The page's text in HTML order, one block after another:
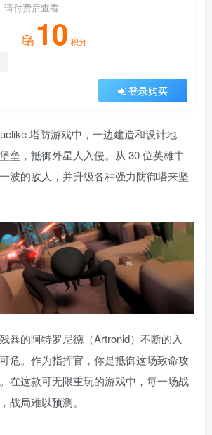
请付费后查看
10 积分
登录购买
塔防游戏中，一边建造和设计地
垒，抵御外星人入侵。从 30 位英雄中
波的敌人，并升级各种强力防御塔来坚
暴的阿特罗尼德（Artronid）不断的入
危。作为指挥官，你是抵御这场致命攻
在这款可无限重玩的游戏中，每一场战
战局难以预测。